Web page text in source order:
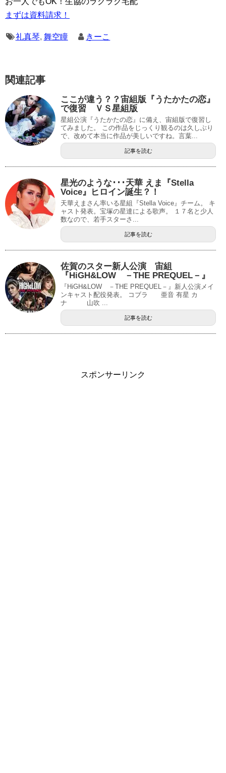
まずは資料請求！
礼真琴, 舞空瞳 きーこ
関連記事
ここが違う？？宙組版『うたかたの恋』
で復習 ＶＳ星組版
星組公演『うたかたの恋』に備え、宙組版で復習し
てみました。 この作品をじっくり観るのは久しぶり
で、改めて本当に作品が美しいですね。言葉...
記事を読む
星光のような･･･天華 えま『Stella
Voice』ヒロイン誕生？！
天華えまさん率いる星組『Stella Voice』チーム。 キ
ャスト発表。宝塚の星達による歌声。 １７名と少人
数なので、若手スターさ...
記事を読む
佐賀のスター新人公演 宙組
『HiGH&LOW －THE PREQUEL－』
『HiGH&LOW －THE PREQUEL－』新人公演メイ
ンキャスト配役発表。 コブラ 亜音 有星 カ
ナ 山吹 ...
記事を読む
スポンサーリンク